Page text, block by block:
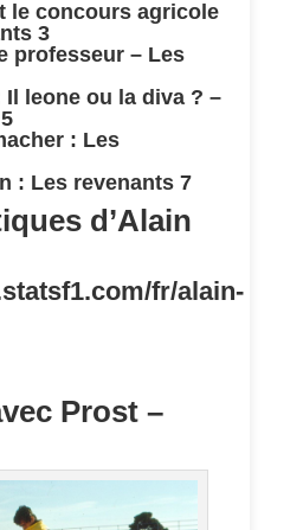
le concours agricole
3
professeur – Les
Il leone ou la diva ? –
: Les
: Les revenants 7
d’Alain
fr/alain-
Prost –